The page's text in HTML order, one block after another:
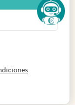
abre en nueva